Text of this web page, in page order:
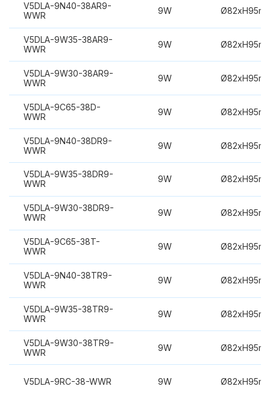
V5DLA-9N40-38AR9-
WWR
9W
V5DLA-9W35-38AR9-
WWR
9W
V5DLA-9W30-38AR9-
WWR
9W
V5DLA-9C65-38D-
WWR
9W
V5DLA-9N40-38DR9-
WWR
9W
V5DLA-9W35-38DR9-
WWR
9W
V5DLA-9W30-38DR9-
WWR
9W
V5DLA-9C65-38T-
WWR
9W
V5DLA-9N40-38TR9-
WWR
9W
V5DLA-9W35-38TR9-
WWR
9W
V5DLA-9W30-38TR9-
WWR
9W
V5DLA-9RC-38-WWR 9W